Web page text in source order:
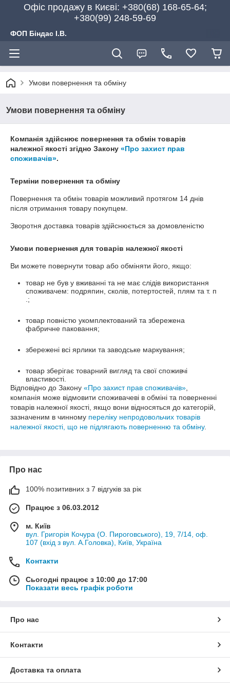
Офіс продажу в Києві: +380(68) 168-65-64;
+380(99) 248-59-69
ФОП Біндас І.В.
Умови повернення та обміну
Умови повернення та обміну
Компанія здійснює повернення та обмін товарів
належної якості згідно Закону «Про захист прав
споживачів».
Терміни повернення та обміну
Повернення та обмін товарів можливий протягом 14 днів
після отримання товару покупцем.
Зворотня доставка товарів здійснюється за домовленістю
Умови повернення для товарів належної якості
Ви можете повернути товар або обміняти його, якщо:
товар не був у вживанні та не має слідів використання
споживачем: подряпин, сколів, потертостей, плям та т. п
.;
товар повністю укомплектований та збережена
фабричне паковання;
збережені всі ярлики та заводське маркування;
товар зберігає товарний вигляд та свої споживчі
властивості.
Відповідно до Закону «Про захист прав споживачів»
компанія може відмовити споживачеві в обміні та поверненні
товарів належної якості, якщо вони відносяться до категорій,
зазначеним в чинному переліку непродовольчих товарів
належної якості, що не підлягають поверненню та обміну.
Про нас
100% позитивних з 7 відгуків за рік
Працює з 06.03.2012
м. Київ
вул. Григорія Кочура (О. Пироговського), 19, 7/14, оф.
107 (вхід з вул. А.Головка), Київ, Україна
Контакти
Сьогодні працює з 10:00 до 17:00
Показати весь графік роботи
Про нас
Контакти
Доставка та оплата